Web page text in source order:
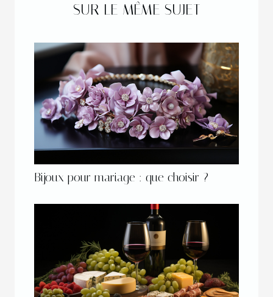
SUR LE MÊME SUJET
Bijoux pour mariage : que choisir ?